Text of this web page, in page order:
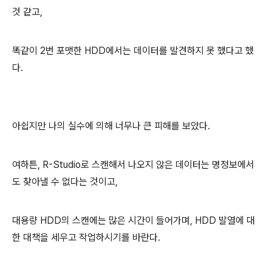
것 같고,
똑같이 2번 포맷한 HDD에서는 데이터를 발견하지 못 했다고 했
다.
아쉽지만 나의 실수에 의해 너무나 큰 피해를 보았다.
여하튼, R-Studio로 스캔해서 나오지 않은 데이터는 명정보에서
도 찾아낼 수 없다는 것이고,
대용량 HDD의 스캔에는 많은 시간이 들어가며, HDD 발열에 대
한 대책을 세우고 작업하시기를 바란다.